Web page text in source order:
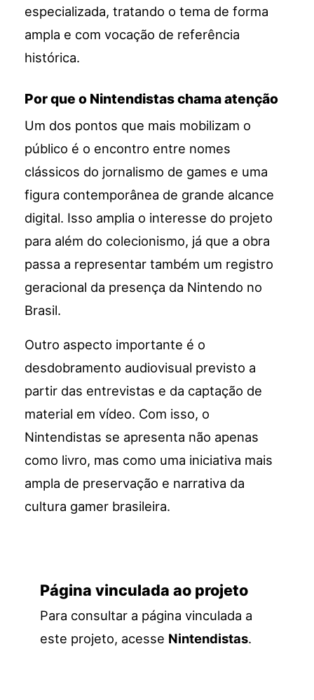
especializada, tratando o tema de forma
ampla e com vocação de referência
histórica.
Por que o Nintendistas chama atenção
Um dos pontos que mais mobilizam o
público é o encontro entre nomes
clássicos do jornalismo de games e uma
figura contemporânea de grande alcance
digital. Isso amplia o interesse do projeto
para além do colecionismo, já que a obra
passa a representar também um registro
geracional da presença da Nintendo no
Brasil.
Outro aspecto importante é o
desdobramento audiovisual previsto a
partir das entrevistas e da captação de
material em vídeo. Com isso, o
Nintendistas se apresenta não apenas
como livro, mas como uma iniciativa mais
ampla de preservação e narrativa da
cultura gamer brasileira.
Página vinculada ao projeto
Para consultar a página vinculada a
este projeto, acesse Nintendistas.